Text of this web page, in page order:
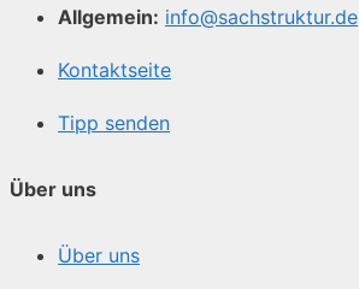
Allgemein: info@sachstruktur.de
Kontaktseite
Tipp senden
Über uns
Über uns